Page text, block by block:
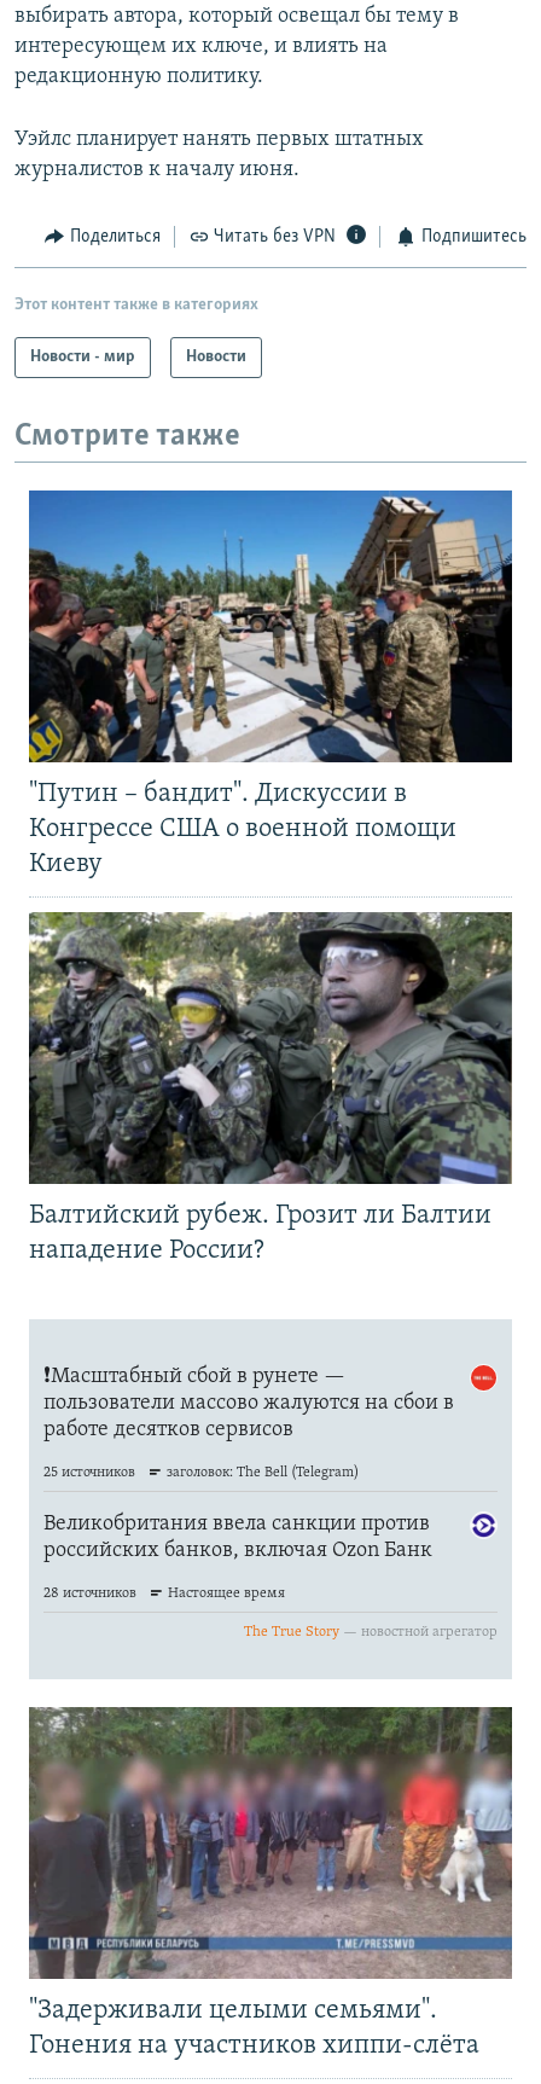
выбирать автора, который освещал бы тему в
интересующем их ключе, и влиять на
редакционную политику.
Уэйлс планирует нанять первых штатных
журналистов к началу июня.
Поделиться Читать без VPN Подпишитесь
Этот контент также в категориях
Новости - мир Новости
Смотрите также
"Путин – бандит". Дискуссии в
Конгрессе США о военной помощи
Киеву
Балтийский рубеж. Грозит ли Балтии
нападение России?
"Задерживали целыми семьями".
Гонения на участников хиппи-слёта